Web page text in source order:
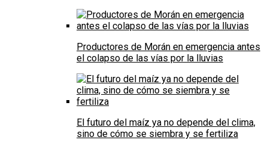
Productores de Morán en emergencia antes
el colapso de las vías por la lluvias
El futuro del maíz ya no depende del clima,
sino de cómo se siembra y se fertiliza